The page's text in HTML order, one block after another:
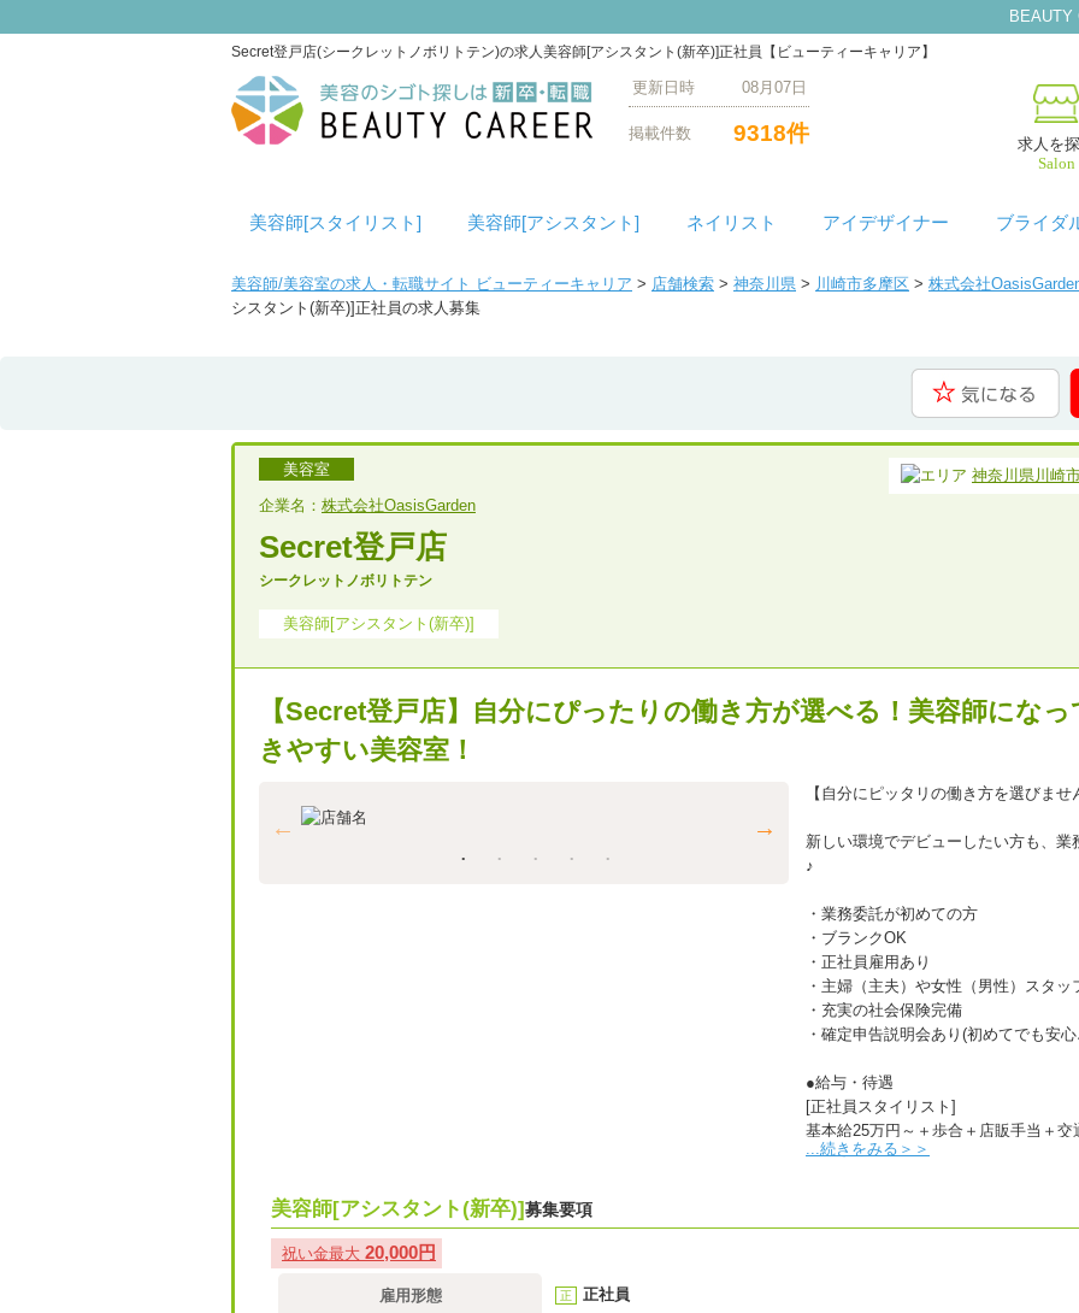
BEAUTY
Secret登戸店(シークレットノボリトテン)の求人美容師[アシスタント(新卒)]正社員【ビューティーキャリア】
更新日時 08月07日
9318件
掲載件数
求人を
Salon
美容師[スタイリスト] 美容師[アシスタント] ネイリスト アイデザイナー ブライダ
美容師/美容室の求人・転職サイト ビューティーキャリア > 店舗検索 > 神奈川県 > 川崎市多摩区 > 株式会社
シスタント(新卒)]正社員の求人募集
美容室
企業名： 株式会社OasisGarden
神奈川県川崎
Secret登戸店
シークレットノボリトテン
美容師[アシスタント(新卒)]
【Secret登戸店】自分にぴったりの働き方が選べる！美容師にな
きやすい美容室！
【自分にピッタリの働き方を選びませ
新しい環境でデビューしたい方も、
♪
・業務委託が初めての方
・ブランクOK
・正社員雇用あり
・主婦（主夫）や女性（男性）スタッ
・充実の社会保険完備
・確定申告説明会あり(初めてでも安
●給与・待遇
[正社員スタイリスト]
基本給25万円～＋歩合＋店販手当＋交
月8日休み、有給休暇（年10日）、社会
歩合40%～55%
...続きをみる＞＞
美容師[アシスタント(新卒)]募集要項
祝い金最大 20,000円
雇用形態 正 正社員